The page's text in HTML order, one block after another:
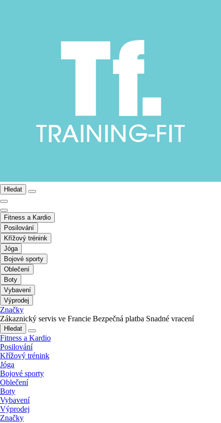
Hledat
Fitness a Kardio
Posilování
Křížový trénink
Jóga
Bojové sporty
Oblečení
Boty
Vybavení
Výprodej
Značky
Zákaznický servis ve Francie Bezpečná platba Snadné vracení
Hledat
Fitness a Kardio
Posilování
Křížový trénink
Jóga
Bojové sporty
Oblečení
Boty
Vybavení
Výprodej
Značky